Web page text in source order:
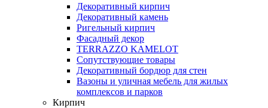
Декоративный кирпич
Декоративный камень
Ригельный кирпич
Фасадный декор
TERRAZZO KAMELOT
Сопутствующие товары
Декоративный бордюр для стен
Вазоны и уличная мебель для жилых
комплексов и парков
Кирпич